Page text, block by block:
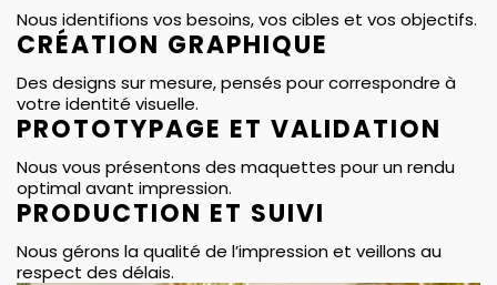
Nous identifions vos besoins, vos cibles et vos objectifs.
CRÉATION GRAPHIQUE
Des designs sur mesure, pensés pour correspondre à
votre identité visuelle.
PROTOTYPAGE ET VALIDATION
Nous vous présentons des maquettes pour un rendu
optimal avant impression.
PRODUCTION ET SUIVI
Nous gérons la qualité de l’impression et veillons au
respect des délais.